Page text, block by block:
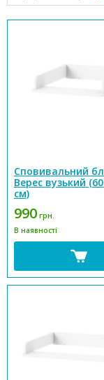
Сповивальний
Верес вузький
см)
990 грн.
В наявності